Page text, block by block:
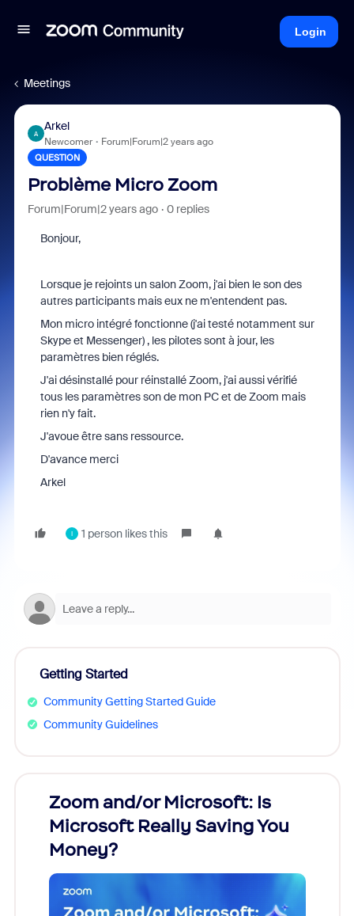
Login
Meetings
A
Arkel
Newcomer Forum|Forum|2 years ago
QUESTION
Problème Micro Zoom
Forum|Forum|2 years ago 0 replies
Bonjour,
Lorsque je rejoints un salon Zoom, j'ai bien le son des
autres participants mais eux ne m'entendent pas.
Mon micro intégré fonctionne (j'ai testé notamment sur
Skype et Messenger) , les pilotes sont à jour, les
paramètres bien réglés.
J'ai désinstallé pour réinstallé Zoom, j'ai aussi vérifié
tous les paramètres son de mon PC et de Zoom mais
rien n'y fait.
J'avoue être sans ressource.
D'avance merci
Arkel
I 1 person likes this
Getting Started
Community Getting Started Guide
Community Guidelines
Zoom and/or Microsoft: Is
Microsoft Really Saving You
Money?